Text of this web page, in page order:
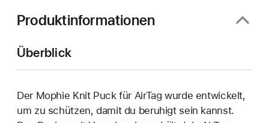
Produktinformationen
Überblick
Der Mophie Knit Puck für AirTag wurde entwickelt,
um zu schützen, damit du beruhigt sein kannst.